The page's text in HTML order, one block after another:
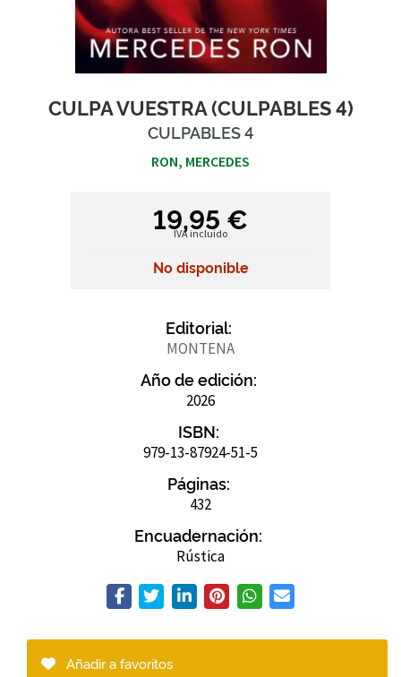
CULPA VUESTRA (CULPABLES 4)
CULPABLES 4
RON, MERCEDES
19,95 €
IVA incluido
No disponible
Editorial:
MONTENA
Año de edición:
2026
ISBN:
979-13-87924-51-5
Páginas:
432
Encuadernación:
Rústica
Añadir a favoritos